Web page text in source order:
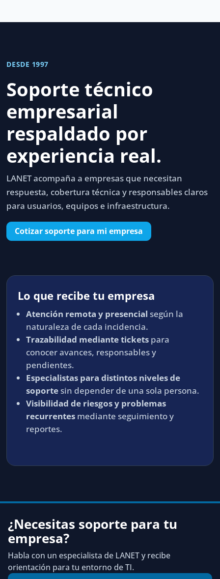
DESDE 1997
Soporte técnico
empresarial
respaldado por
experiencia real.
LANET acompaña a empresas que necesitan
respuesta, cobertura técnica y responsables claros
para usuarios, equipos e infraestructura.
Cotizar soporte para mi empresa
Lo que recibe tu empresa
Atención remota y presencial según la
naturaleza de cada incidencia.
Trazabilidad mediante tickets para
conocer avances, responsables y
pendientes.
Especialistas para distintos niveles de
soportesin depender de una sola persona.
Visibilidad de riesgos y problemas
recurrentes mediante seguimiento y
reportes.
¿Necesitas soporte para tu
empresa?
Habla con un especialista de LANET y recibe
orientación para tu entorno de TI.